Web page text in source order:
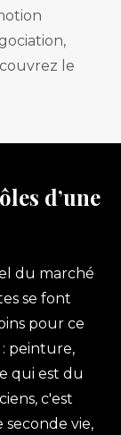
le
d’une
du marché
se font
pour ce
peinture,
qui est du
c'est
vie,